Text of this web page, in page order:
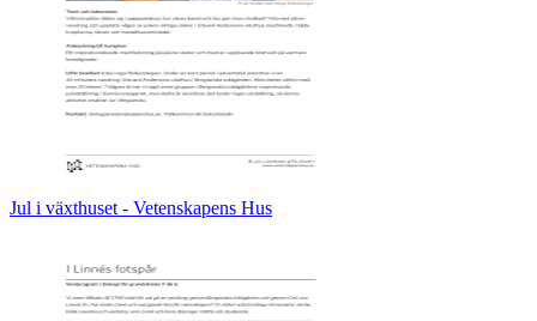
Jul i växthuset - Vetenskapens Hus